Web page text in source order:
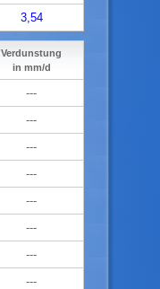
3,54
Verdunstung
in mm/d
---
---
---
---
---
---
---
---